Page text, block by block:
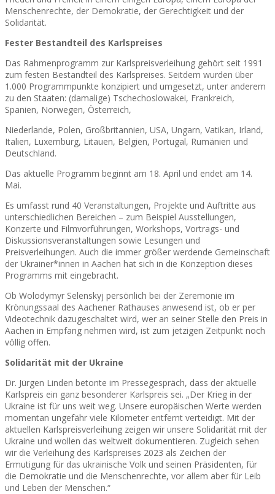
Menschenrechte, der Demokratie, der Gerechtigkeit und der
Solidarität.
Fester Bestandteil des Karlspreises
Das Rahmenprogramm zur Karlspreisverleihung gehört seit 1991
zum festen Bestandteil des Karlspreises. Seitdem wurden über
1.000 Programmpunkte konzipiert und umgesetzt, unter anderem
zu den Staaten: (damalige) Tschechoslowakei, Frankreich,
Spanien, Norwegen, Österreich,
Niederlande, Polen, Großbritannien, USA, Ungarn, Vatikan, Irland,
Italien, Luxemburg, Litauen, Belgien, Portugal, Rumänien und
Deutschland.
Das aktuelle Programm beginnt am 18. April und endet am 14.
Mai.
Es umfasst rund 40 Veranstaltungen, Projekte und Auftritte aus
unterschiedlichen Bereichen – zum Beispiel Ausstellungen,
Konzerte und Filmvorführungen, Workshops, Vortrags- und
Diskussionsveranstaltungen sowie Lesungen und
Preisverleihungen. Auch die immer größer werdende Gemeinschaft
der Ukrainer*innen in Aachen hat sich in die Konzeption dieses
Programms mit eingebracht.
Ob Wolodymyr Selenskyj persönlich bei der Zeremonie im
Krönungssaal des Aachener Rathauses anwesend ist, ob er per
Videotechnik dazugeschaltet wird, wer an seiner Stelle den Preis in
Aachen in Empfang nehmen wird, ist zum jetzigen Zeitpunkt noch
völlig offen.
Solidarität mit der Ukraine
Dr. Jürgen Linden betonte im Pressegespräch, dass der aktuelle
Karlspreis ein ganz besonderer Karlspreis sei. „Der Krieg in der
Ukraine ist für uns weit weg. Unsere europäischen Werte werden
momentan ungefähr viele Kilometer entfernt verteidigt. Mit der
aktuellen Karlspreisverleihung zeigen wir unsere Solidarität mit der
Ukraine und wollen das weltweit dokumentieren. Zugleich sehen
wir die Verleihung des Karlspreises 2023 als Zeichen der
Ermutigung für das ukrainische Volk und seinen Präsidenten, für
die Demokratie und die Menschenrechte, vor allem aber für Leib
und Leben der Menschen.“